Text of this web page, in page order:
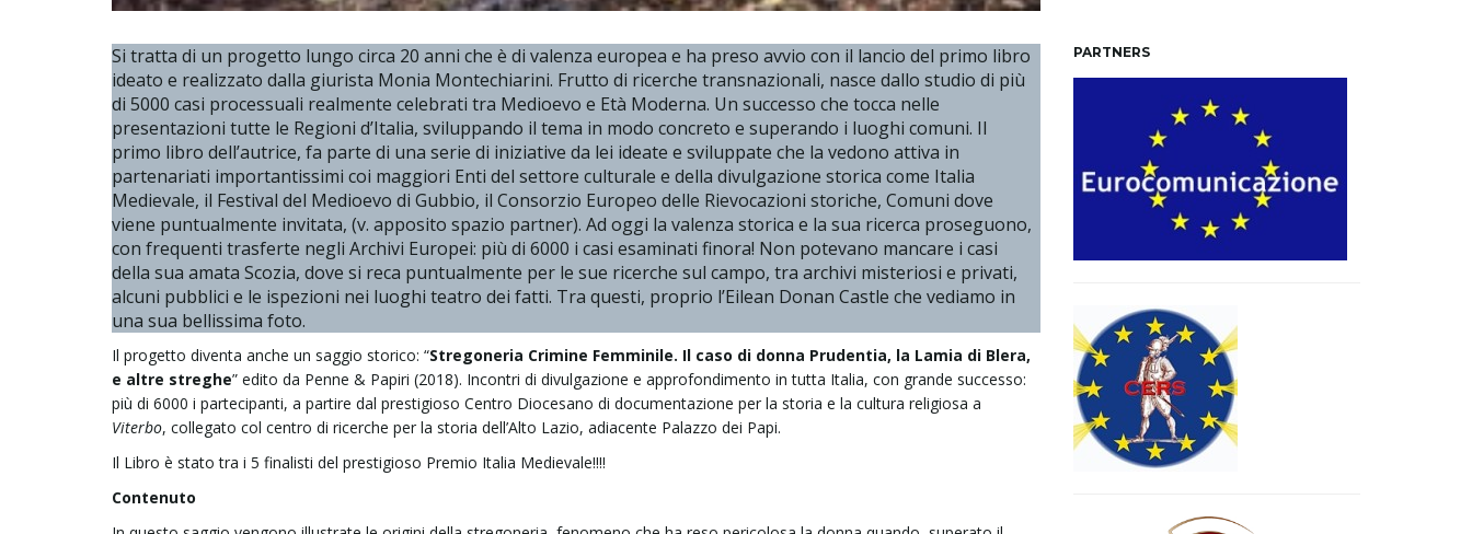
Si tratta di un progetto lungo circa 20 anni che è di valenza europea e ha preso avvio con il lancio del primo libro
ideato e realizzato dalla giurista Monia Montechiarini. Frutto di ricerche transnazionali, nasce dallo studio di più
di 5000 casi processuali realmente celebrati tra Medioevo e Età Moderna. Un successo che tocca nelle
presentazioni tutte le Regioni d’Italia, sviluppando il tema in modo concreto e superando i luoghi comuni. Il
primo libro dell’autrice, fa parte di una serie di iniziative da lei ideate e sviluppate che la vedono attiva in
partenariati importantissimi coi maggiori Enti del settore culturale e della divulgazione storica come Italia
Medievale, il Festival del Medioevo di Gubbio, il Consorzio Europeo delle Rievocazioni storiche, Comuni dove
viene puntualmente invitata, (v. apposito spazio partner). Ad oggi la valenza storica e la sua ricerca proseguono,
con frequenti trasferte negli Archivi Europei: più di 6000 i casi esaminati finora! Non potevano mancare i casi
della sua amata Scozia, dove si reca puntualmente per le sue ricerche sul campo, tra archivi misteriosi e privati,
alcuni pubblici e le ispezioni nei luoghi teatro dei fatti. Tra questi, proprio l’Eilean Donan Castle che vediamo in
una sua bellissima foto.
Il progetto diventa anche un saggio storico: “Stregoneria Crimine Femminile. Il caso di donna Prudentia, la Lamia di Blera,
e altre streghe” edito da Penne & Papiri (2018). Incontri di divulgazione e approfondimento in tutta Italia, con grande successo:
più di 6000 i partecipanti, a partire dal prestigioso Centro Diocesano di documentazione per la storia e la cultura religiosa a
Viterbo, collegato col centro di ricerche per la storia dell’Alto Lazio, adiacente Palazzo dei Papi.
Il Libro è stato tra i 5 finalisti del prestigioso Premio Italia Medievale!!!!
Contenuto
PARTNERS